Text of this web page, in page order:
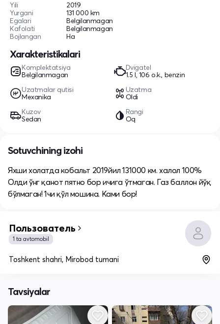
Yili
2019
Yurgani
131 000 km
Egalari
Belgilanmagan
Kafolati
Belgilanmagan
Bojlangan
Ha
Xarakteristikalari
Komplektatsiya
Belgilanmagan
Dvigatel
1.5 l, 106 o.k., benzin
Uzatmalar qutisi
Mexanika
Uzatma
Oldi
Kuzov
Sedan
Rangi
Oq
Sotuvchining izohi
Яхши холатда кобальт 2019йил 131000 км. халол 100%
Олди ўнг қанот пятно бор ичига ўтмаган. Газ баллон йўқ
бўлмаган! 1чи қўл мошина. Ками бор!
Пользователь
1 ta avtomobil
Toshkent shahri, Mirobod tumani
Tavsiyalar